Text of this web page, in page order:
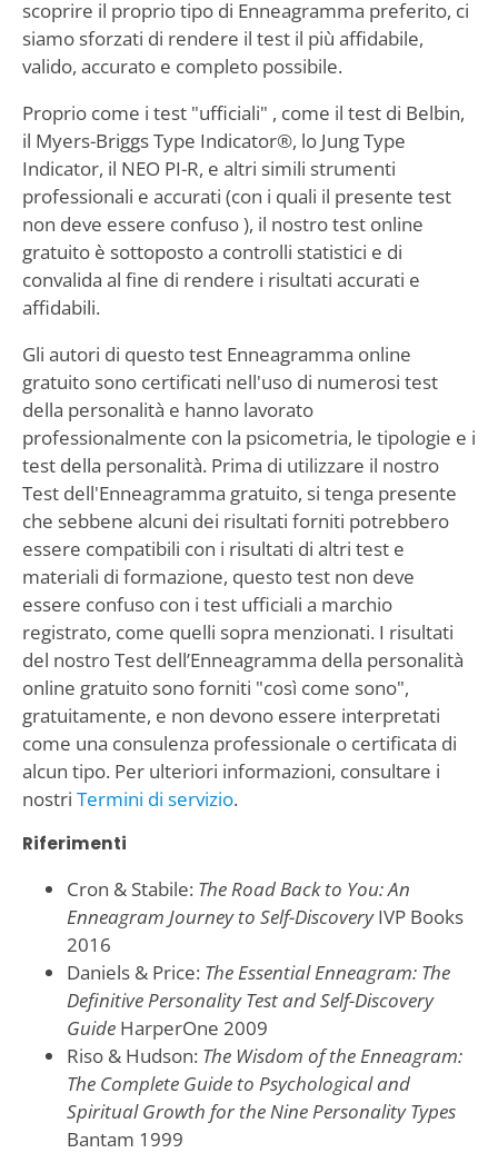
scoprire il proprio tipo di Enneagramma preferito, ci
siamo sforzati di rendere il test il più affidabile,
valido, accurato e completo possibile.
Proprio come i test "ufficiali" , come il test di Belbin,
il Myers-Briggs Type Indicator®, lo Jung Type
Indicator, il NEO PI-R, e altri simili strumenti
professionali e accurati (con i quali il presente test
non deve essere confuso ), il nostro test online
gratuito è sottoposto a controlli statistici e di
convalida al fine di rendere i risultati accurati e
affidabili.
Gli autori di questo test Enneagramma online
gratuito sono certificati nell'uso di numerosi test
della personalità e hanno lavorato
professionalmente con la psicometria, le tipologie e i
test della personalità. Prima di utilizzare il nostro
Test dell'Enneagramma gratuito, si tenga presente
che sebbene alcuni dei risultati forniti potrebbero
essere compatibili con i risultati di altri test e
materiali di formazione, questo test non deve
essere confuso con i test ufficiali a marchio
registrato, come quelli sopra menzionati. I risultati
del nostro Test dell’Enneagramma della personalità
online gratuito sono forniti "così come sono",
gratuitamente, e non devono essere interpretati
come una consulenza professionale o certificata di
alcun tipo. Per ulteriori informazioni, consultare i
nostri Termini di servizio.
Riferimenti
Cron & Stabile: The Road Back to You: An
Enneagram Journey to Self-DiscoveryIVP Books
2016
Daniels & Price: The Essential Enneagram: The
Definitive Personality Test and Self-Discovery
GuideHarperOne 2009
Riso & Hudson: The Wisdom of the Enneagram:
The Complete Guide to Psychological and
Spiritual Growth for the Nine Personality Types
Bantam 1999